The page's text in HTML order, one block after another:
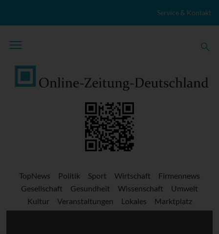
Service & Kontakt
TopNews Politik Sport Wirtschaft
Firmennews
Gesellschaft
Gesundheit Wissenschaft
Umwelt
Kultur
Veranstaltungen Lokales
Marktplatz
Stellenangebote